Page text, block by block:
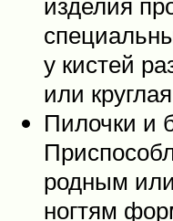
у кистей
или
Пилочки и
родным
ногтям